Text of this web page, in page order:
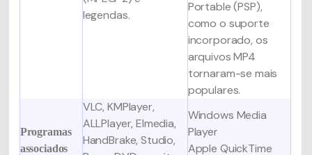
legendas.
Portable (PSP),
como o suporte
incorporado, os
arquivos MP4
tornaram-se mais
populares.
Programas
associados
VLC, KMPlayer,
ALLPlayer, Elmedia,
HandBrake,Studio,
Windows Media
Player
Apple QuickTime